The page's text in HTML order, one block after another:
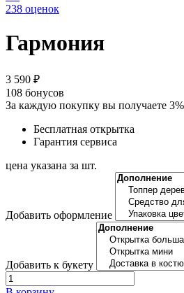
238 оценок
Гармония
3 590 ₽
108 бонусов
За каждую покупку вы получаете
Бесплатная открытка
Гарантия сервиса
цена указана за шт.
Добавить оформление
Добавить к букету